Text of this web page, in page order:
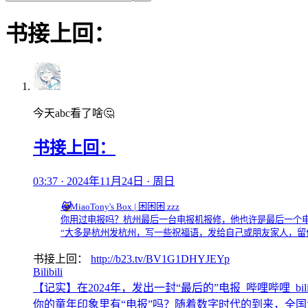
书接上回：
今天abc看了啥🤔
书接上回：
03:37 · 2024年11月24日 · 周日
🐱MiaoTony's Box | 困困困 zzz
你用过电报吗？杭州最后一台电报机报修，他也许是最后一
“大多是杭州发杭州，写一些祝福语，发给自己或朋友家人，
书接上回： http://b23.tv/BV1G1DHYJEYp
Bilibili
【记实】在2024年，发出一封“最后的”电报_哔哩哔哩
你的童年印象里有“电报”吗？随着数字时代的到来，全